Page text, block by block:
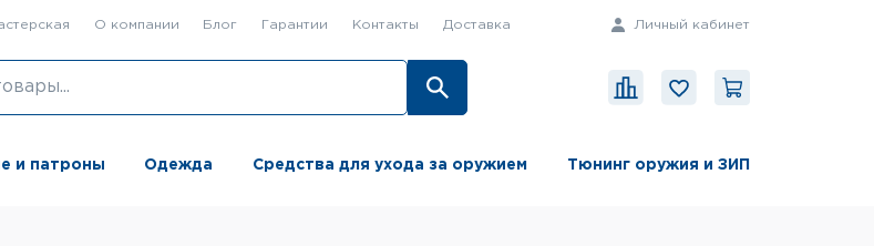
О компании Блог Гарантии Контакты Доставка Личный кабинет
и патроны Одежда Средства для ухода за оружием Тюнинг оружия и ЗИП